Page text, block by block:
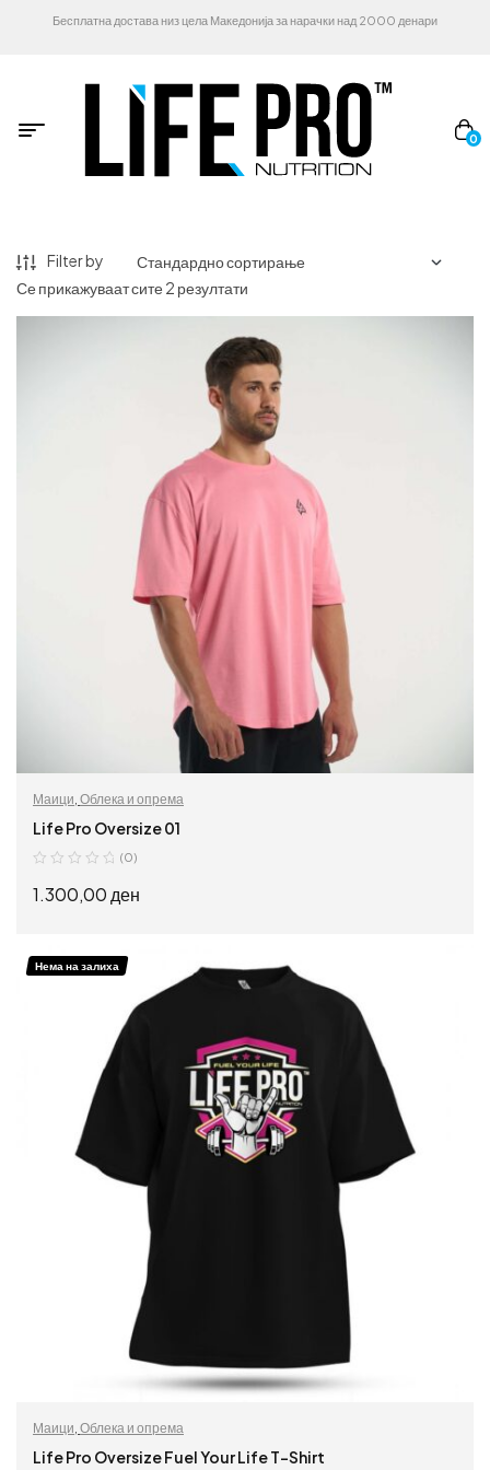
Бесплатна достава низ цела Македонија за нарачки над 2000 денари
0
Filter by
Се прикажуваат сите 2 резултати
Маици Облека и опрема
Life Pro Oversize 01
(0)
1.300,00ден
ИЗБЕРИ ОПЦИИ
Нема на залиха
Маици, Облека и опрема
Life Pro Oversize Fuel Your Life T-Shirt